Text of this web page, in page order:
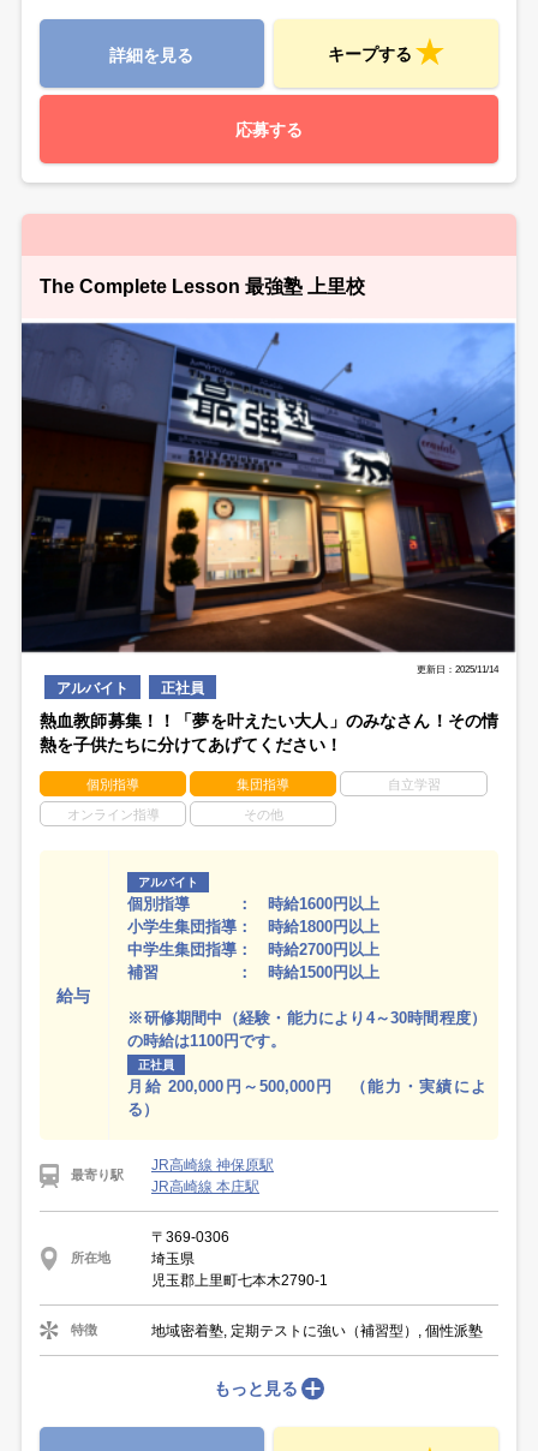
詳細を見る キープする
応募する
The Complete Lesson 最強塾 上里校
更新日：2025/11/14
アルバイト 正社員
熱血教師募集！！「夢を叶えたい大人」のみなさん！その情
熱を子供たちに分けてあげてください！
個別指導 集団指導 自立学習
オンライン指導 その他
給与
アルバイト
個別指導 ： 時給1600円以上
小学生集団指導： 時給1800円以上
中学生集団指導： 時給2700円以上
補習 ： 時給1500円以上
※研修期間中（経験・能力により4～30時間程度）
の時給は1100円です。
正社員
月給 200,000円～500,000円 （能力・実績によ
る）
最寄り駅
JR高崎線 神保原駅
JR高崎線 本庄駅
所在地
〒369-0306
埼玉県
児玉郡上里町七本木2790-1
特徴 地域密着塾, 定期テストに強い（補習型）, 個性派塾
もっと見る